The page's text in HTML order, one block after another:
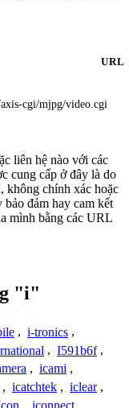
URL
cgi/mjpg/video.cgi
liên hệ nào với các
cung cấp ở đây là do
không chính xác hoặc
đảm hay cam kết
mình bằng các URL
"i"
, i-tronics ,
, I591b6f ,
, icami ,
, icatchtek , iclear ,
iconnect